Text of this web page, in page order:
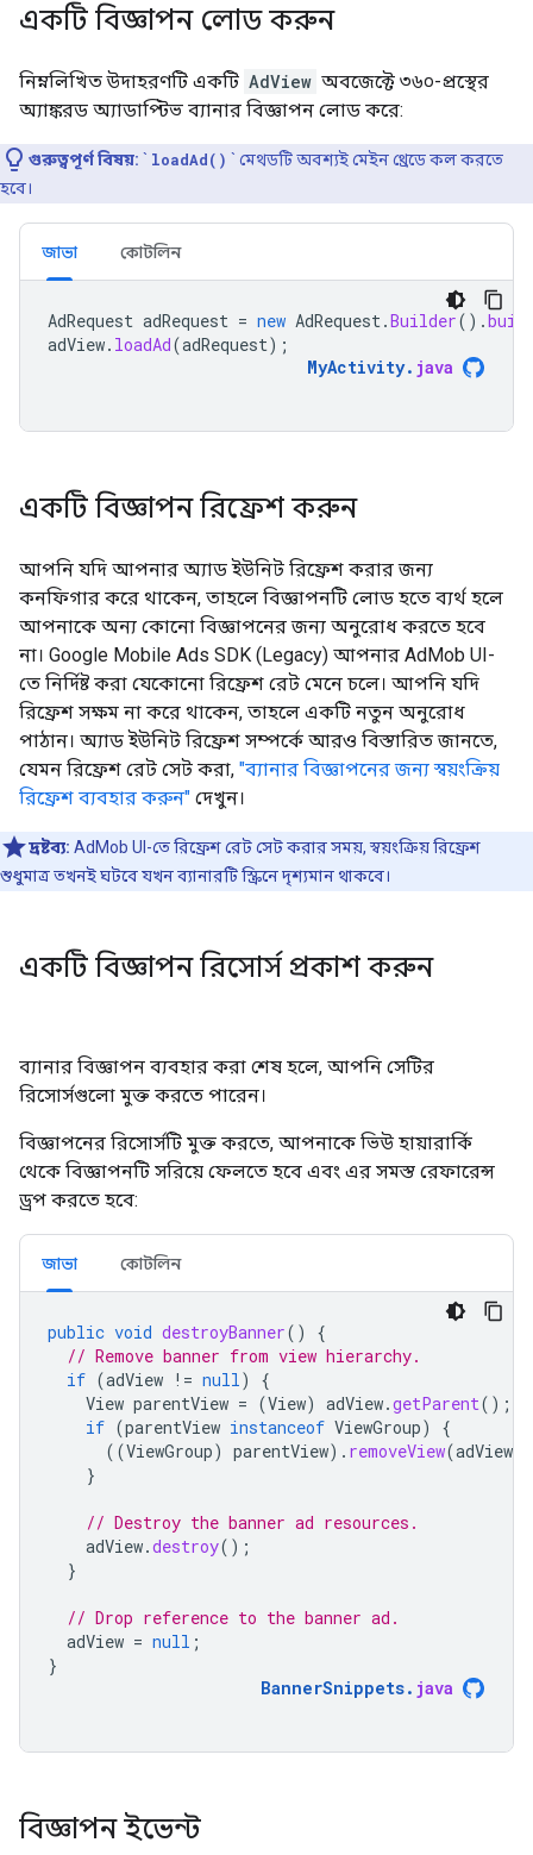
একটি বিজ্ঞাপন লোড করুন
নিম্নলিখিত উদাহরণটি একটি AdView অবজেক্টে ৩৬০-প্রস্থের
অ্যাঙ্করড অ্যাডাপ্টিভ ব্যানার বিজ্ঞাপন লোড করে:
গুরুত্বপূর্ণ বিষয়: ` loadAd() ` মেথডটি অবশ্যই মেইন থ্রেডে কল করতে
হবে।
জাভা কোটলিন
AdRequest adRequest = new AdRequest.Builder().
adView. loadAd(adRequest);
MyActivity. java
একটি বিজ্ঞাপন রিফ্রেশ করুন
আপনি যদি আপনার অ্যাড ইউনিট রিফ্রেশ করার জন্য
কনফিগার করে থাকেন, তাহলে বিজ্ঞাপনটি লোড হতে ব্যর্থ হলে
আপনাকে অন্য কোনো বিজ্ঞাপনের জন্য অনুরোধ করতে হবে
না। Google Mobile Ads SDK (Legacy) আপনার AdMob UI-
তে নির্দিষ্ট করা যেকোনো রিফ্রেশ রেট মেনে চলে। আপনি যদি
রিফ্রেশ সক্ষম না করে থাকেন, তাহলে একটি নতুন অনুরোধ
পাঠান। অ্যাড ইউনিট রিফ্রেশ সম্পর্কে আরও বিস্তারিত জানতে,
যেমন রিফ্রেশ রেট সেট করা, "ব্যানার বিজ্ঞাপনের জন্য স্বয়ংক্রিয়
রিফ্রেশ ব্যবহার করুন" দেখুন।
দ্রষ্টব্য: AdMob UI-তে রিফ্রেশ রেট সেট করার সময়, স্বয়ংক্রিয় রিফ্রেশ
শুধুমাত্র তখনই ঘটবে যখন ব্যানারটি স্ক্রিনে দৃশ্যমান থাকবে।
একটি বিজ্ঞাপন রিসোর্স প্রকাশ করুন
ব্যানার বিজ্ঞাপন ব্যবহার করা শেষ হলে, আপনি সেটির
রিসোর্সগুলো মুক্ত করতে পারেন।
বিজ্ঞাপনের রিসোর্সটি মুক্ত করতে, আপনাকে ভিউ হায়ারার্কি
থেকে বিজ্ঞাপনটি সরিয়ে ফেলতে হবে এবং এর সমস্ত রেফারেন্স
ড্রপ করতে হবে:
জাভা কোটলিন
public void destroyBanner()
{
// Remove banner from view hierarchy.
if (adView != null)
{
View parentView = (View) adView.getParent();
if (parentView instanceof ViewGroup)
{
((ViewGroup) parentView). removeView(adView
}
// Destroy the banner ad resources.
adView.destroy();
}
// Drop reference to the banner ad.
adView = null ;
}
BannerSnippets. java
বিজ্ঞাপন ইভেন্ট